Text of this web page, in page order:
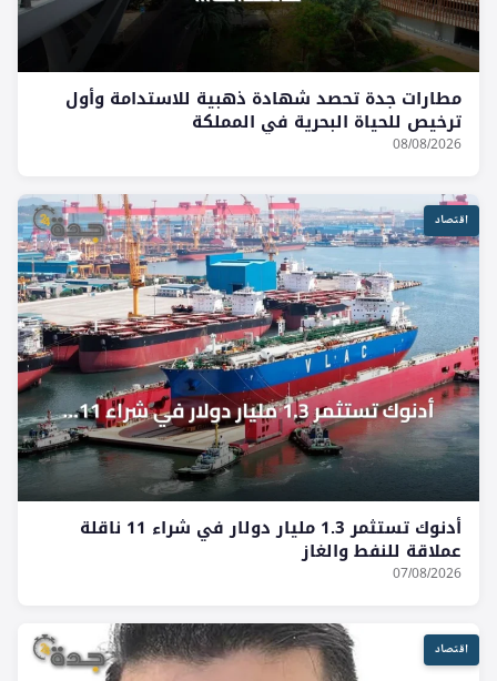
مطارات جدة تحصد شهادة ذهبية للاستدامة وأول
ترخيص للحياة البحرية في المملكة
08/08/2026
اقتصاد
أدنوك تستثمر 1.3 مليار دولار في شراء 11 ناقلة
عملاقة للنفط والغاز
07/08/2026
اقتصاد